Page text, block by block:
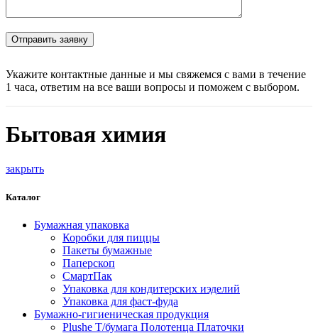
Укажите контактные данные и мы свяжемся с вами в течение
1 часа, ответим на все ваши вопросы и поможем с выбором.
Бытовая химия
закрыть
Каталог
Бумажная упаковка
Коробки для пиццы
Пакеты бумажные
Паперскоп
СмартПак
Упаковка для кондитерских иэделий
Упаковка для фаст-фуда
Бумажно-гигиеническая продукция
Plushe Т/бумага Полотенца Платочки